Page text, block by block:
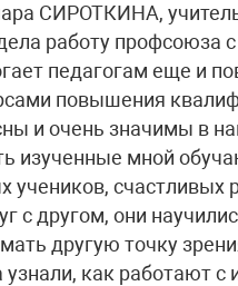
СИРОТКИНА,
работу профсоюза
педагогам еще и
повышения
и очень значимы в
изученные мной
учеников, счастливых
с другом, они
другую точку
как работают с